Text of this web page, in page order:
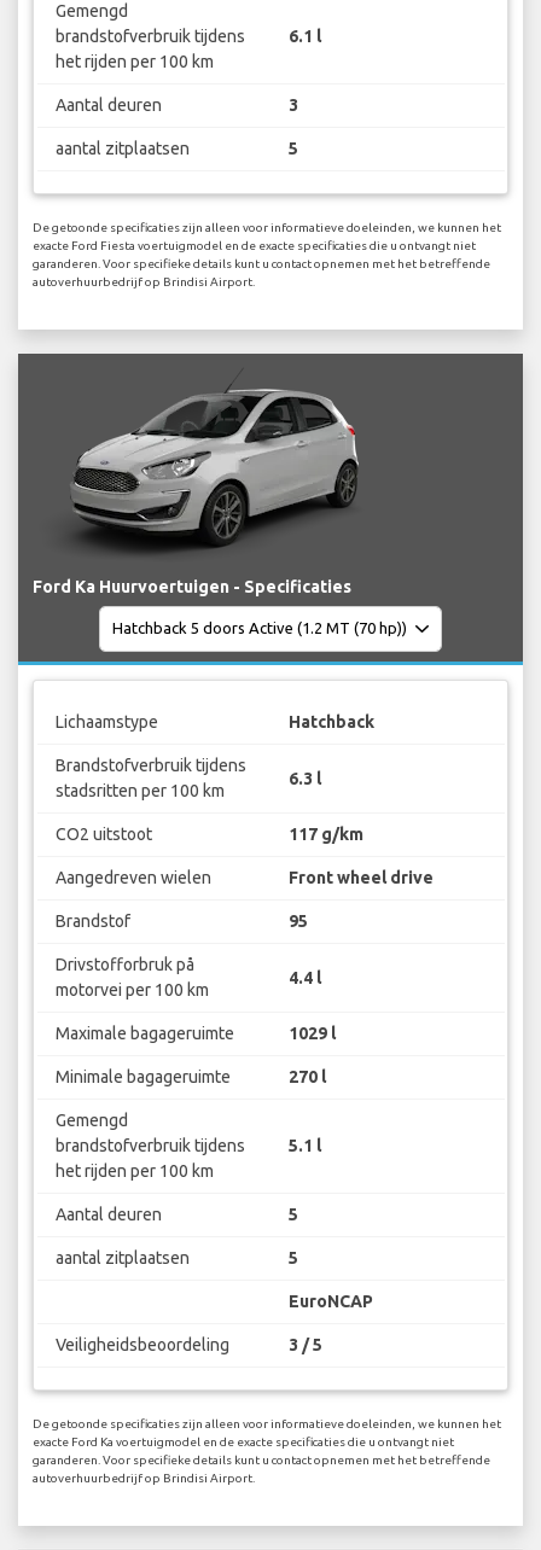
Gemengd
brandstofverbruik tijdens
het rijden per 100 km
6.1 l
Aantal deuren 3
aantal zitplaatsen 5
De getoonde specificaties zijn alleen voor informatieve doeleinden, we kunnen het
exacte Ford Fiesta voertuigmodel en de exacte specificaties die u ontvangt niet
garanderen. Voor specifieke details kunt u contact opnemen met het betreffende
autoverhuurbedrijf op Brindisi Airport.
Ford Ka Huurvoertuigen - Specificaties
Lichaamstype Hatchback
Brandstofverbruik tijdens
stadsritten per 100 km
6.3 l
CO2 uitstoot 117 g/km
Aangedreven wielen Front wheel drive
Brandstof 95
Drivstofforbruk på
motorvei per 100 km
4.4 l
Maximale bagageruimte 1029 l
Minimale bagageruimte 270 l
Gemengd
brandstofverbruik tijdens
het rijden per 100 km
5.1 l
Aantal deuren 5
aantal zitplaatsen 5
EuroNCAP
Veiligheidsbeoordeling 3 / 5
De getoonde specificaties zijn alleen voor informatieve doeleinden, we kunnen het
exacte Ford Ka voertuigmodel en de exacte specificaties die u ontvangt niet
garanderen. Voor specifieke details kunt u contact opnemen met het betreffende
autoverhuurbedrijf op Brindisi Airport.